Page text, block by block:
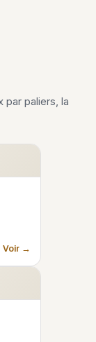
par paliers, la
Voir →